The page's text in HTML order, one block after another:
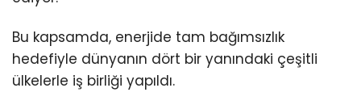
Bu kapsamda, enerjide tam bağımsızlık
hedefiyle dünyanın dört bir yanındaki çeşitli
ülkelerle iş birliği yapıldı.